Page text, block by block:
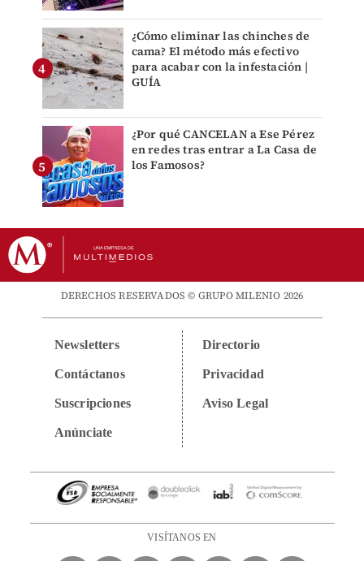
¿Cómo eliminar las chinches de
cama? El método más efectivo
para acabar con la infestación |
GUÍA
¿Por qué CANCELAN a Ese Pérez
en redes tras entrar a La Casa de
los Famosos?
DERECHOS RESERVADOS © GRUPO MILENIO 2026
Newsletters
Contáctanos
Suscripciones
Anúnciate
Directorio
Privacidad
Aviso Legal
VISÍTANOS EN